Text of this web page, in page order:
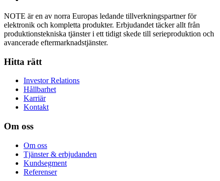
NOTE är en av norra Europas ledande tillverkningspartner för
elektronik och kompletta produkter. Erbjudandet täcker allt från
produktionstekniska tjänster i ett tidigt skede till serieproduktion och
avancerade eftermarknadstjänster.
Hitta rätt
Investor Relations
Hållbarhet
Karriär
Kontakt
Om oss
Om oss
Tjänster & erbjudanden
Kundsegment
Referenser